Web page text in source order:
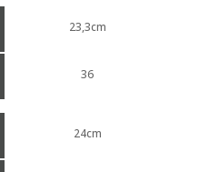
23,3cm
36
24cm